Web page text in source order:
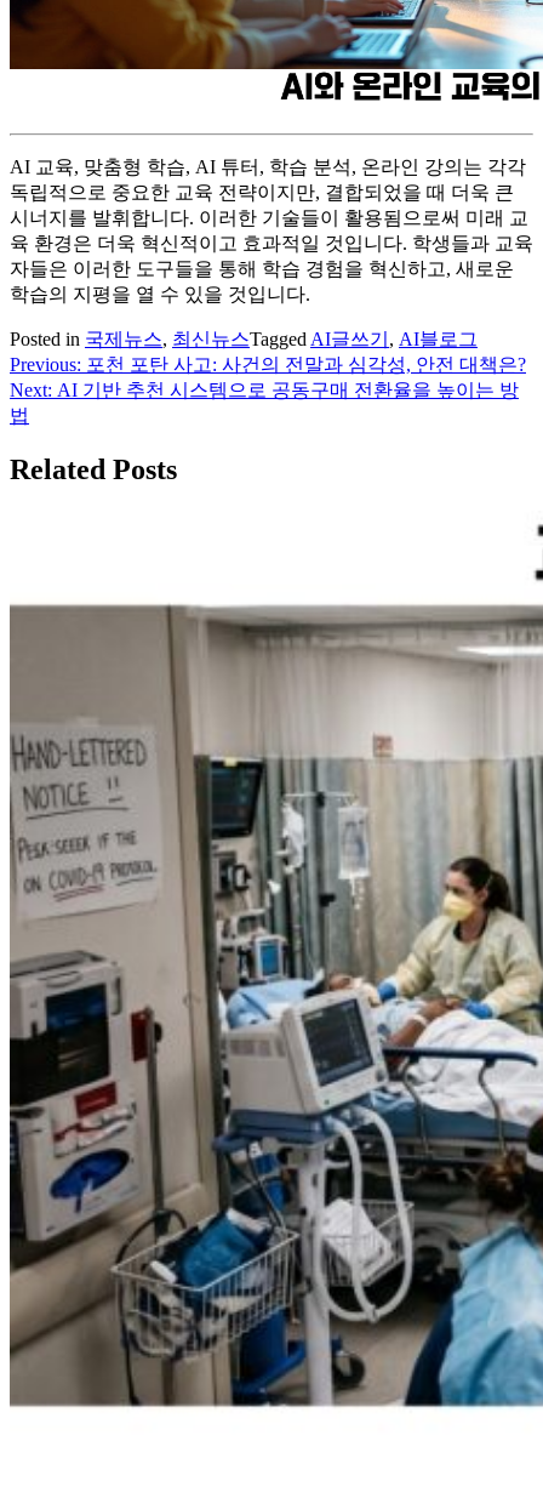
AI 교육, 맞춤형 학습, AI 튜터, 학습 분석, 온라인 강의는 각각
독립적으로 중요한 교육 전략이지만, 결합되었을 때 더욱 큰
시너지를 발휘합니다. 이러한 기술들이 활용됨으로써 미래 교
육 환경은 더욱 혁신적이고 효과적일 것입니다. 학생들과 교육
자들은 이러한 도구들을 통해 학습 경험을 혁신하고, 새로운
학습의 지평을 열 수 있을 것입니다.
Posted in 국제뉴스, 최신뉴스TaggedAI글쓰기 , AI블로그
글
탐
Previous: 포천 포탄 사고: 사건의 전말과 심각성, 안전 대책은?
Next: AI 기반 추천 시스템으로 공동구매 전환율을 높이는 방
법
Related Posts